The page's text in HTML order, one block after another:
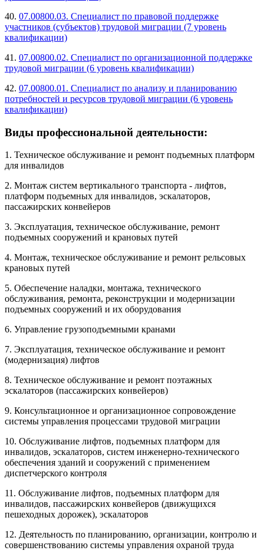
40. 07.00800.03. Специалист по правовой поддержке
участников (субъектов) трудовой миграции (7 уровень
квалификации)
41. 07.00800.02. Специалист по организационной поддержке
трудовой миграции (6 уровень квалификации)
42. 07.00800.01. Специалист по анализу и планированию
потребностей и ресурсов трудовой миграции (6 уровень
квалификации)
Виды профессиональной деятельности:
1. Техническое обслуживание и ремонт подъемных платформ
для инвалидов
2. Монтаж систем вертикального транспорта - лифтов,
платформ подъемных для инвалидов, эскалаторов,
пассажирских конвейеров
3. Эксплуатация, техническое обслуживание, ремонт
подъемных сооружений и крановых путей
4. Монтаж, техническое обслуживание и ремонт рельсовых
крановых путей
5. Обеспечение наладки, монтажа, технического
обслуживания, ремонта, реконструкции и модернизации
подъемных сооружений и их оборудования
6. Управление грузоподъемными кранами
7. Эксплуатация, техническое обслуживание и ремонт
(модернизация) лифтов
8. Техническое обслуживание и ремонт поэтажных
эскалаторов (пассажирских конвейеров)
9. Консультационное и организационное сопровождение
системы управления процессами трудовой миграции
10. Обслуживание лифтов, подъемных платформ для
инвалидов, эскалаторов, систем инженерно-технического
обеспечения зданий и сооружений с применением
диспетчерского контроля
11. Обслуживание лифтов, подъемных платформ для
инвалидов, пассажирских конвейеров (движущихся
пешеходных дорожек), эскалаторов
12. Деятельность по планированию, организации, контролю и
совершенствованию системы управления охраной труда